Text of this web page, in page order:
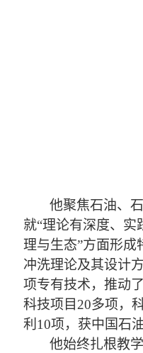
他聚焦石油、
就“理论有深度、实
理与生态”方面形成
冲洗理论及其设计
项专有技术，推动
科技项目20多项，
利 10项，获中国石
他始终扎根教